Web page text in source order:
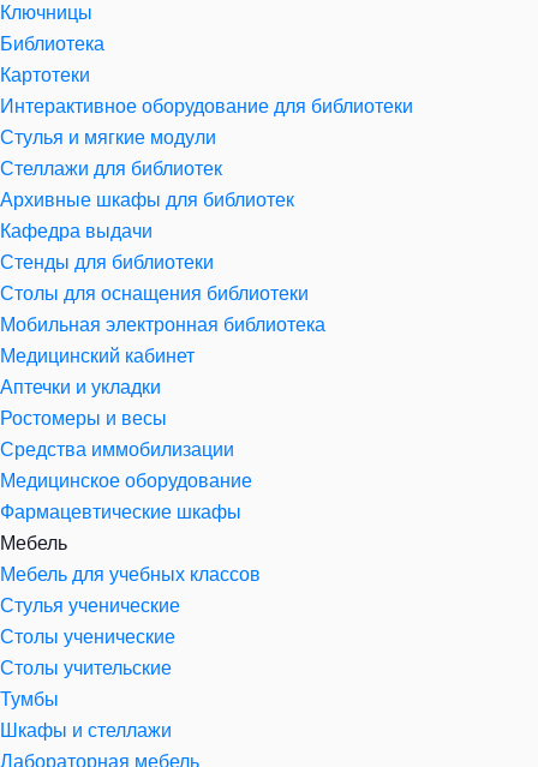
Ключницы
Библиотека
Картотеки
Интерактивное оборудование для библиотеки
Стулья и мягкие модули
Стеллажи для библиотек
Архивные шкафы для библиотек
Кафедра выдачи
Стенды для библиотеки
Столы для оснащения библиотеки
Мобильная электронная библиотека
Медицинский кабинет
Аптечки и укладки
Ростомеры и весы
Средства иммобилизации
Медицинское оборудование
Фармацевтические шкафы
Мебель
Мебель для учебных классов
Стулья ученические
Столы ученические
Столы учительские
Тумбы
Шкафы и стеллажи
Лабораторная мебель